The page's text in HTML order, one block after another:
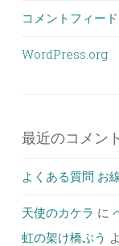
コメントフィード
WordPress.org
最近のコメント
よくある質問 お
天使のカケラ に
虹の架け橋ぷう